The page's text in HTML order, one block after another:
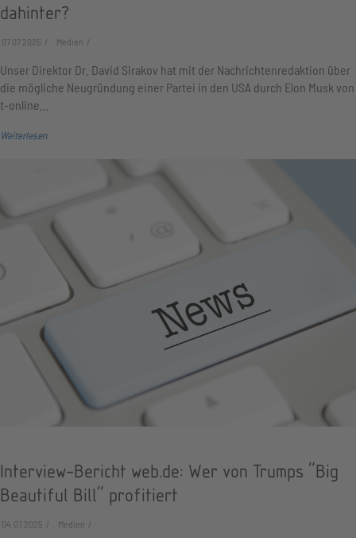
dahinter?
07.07.2025 Medien
Unser Direktor Dr. David Sirakov hat mit der Nachrichtenredaktion über
die mögliche Neugründung einer Partei in den USA durch Elon Musk von
t-online…
Weiterlesen
Interview-Bericht web.de: Wer von Trumps "Big
Beautiful Bill" profitiert
04.07.2025 Medien